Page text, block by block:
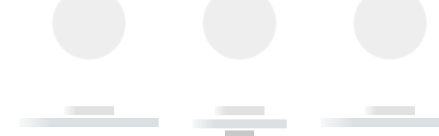
------------
----------- ----------- ----------
------------
----------- -----------
------------
----------- -----------